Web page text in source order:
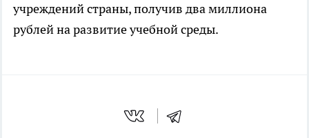
учреждений страны, получив два миллиона
рублей на развитие учебной среды.